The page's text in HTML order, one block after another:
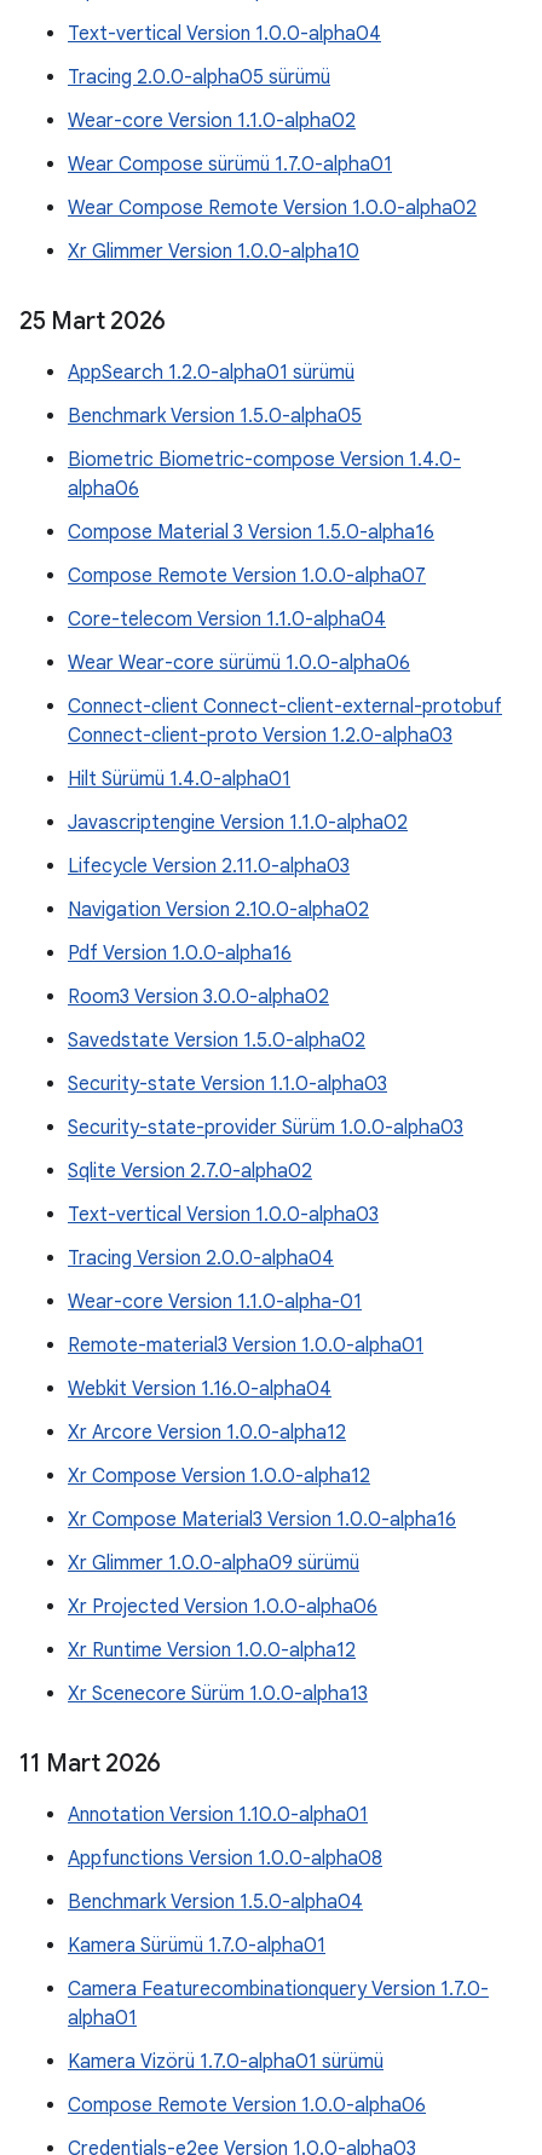
Text-vertical Version 1.0.0-alpha04
Tracing 2.0.0-alpha05 sürümü
Wear-core Version 1.1.0-alpha02
Wear Compose sürümü 1.7.0-alpha01
Wear Compose Remote Version 1.0.0-alpha02
Xr Glimmer Version 1.0.0-alpha10
25 Mart 2026
AppSearch 1.2.0-alpha01 sürümü
Benchmark Version 1.5.0-alpha05
Biometric Biometric-compose Version 1.4.0-
alpha06
Compose Material 3 Version 1.5.0-alpha16
Compose Remote Version 1.0.0-alpha07
Core-telecom Version 1.1.0-alpha04
Wear Wear-core sürümü 1.0.0-alpha06
Connect-client Connect-client-external-protobuf
Connect-client-proto Version 1.2.0-alpha03
Hilt Sürümü 1.4.0-alpha01
Javascriptengine Version 1.1.0-alpha02
Lifecycle Version 2.11.0-alpha03
Navigation Version 2.10.0-alpha02
Pdf Version 1.0.0-alpha16
Room3 Version 3.0.0-alpha02
Savedstate Version 1.5.0-alpha02
Security-state Version 1.1.0-alpha03
Security-state-provider Sürüm 1.0.0-alpha03
Sqlite Version 2.7.0-alpha02
Text-vertical Version 1.0.0-alpha03
Tracing Version 2.0.0-alpha04
Wear-core Version 1.1.0-alpha-01
Remote-material3 Version 1.0.0-alpha01
Webkit Version 1.16.0-alpha04
Xr Arcore Version 1.0.0-alpha12
Xr Compose Version 1.0.0-alpha12
Xr Compose Material3 Version 1.0.0-alpha16
Xr Glimmer 1.0.0-alpha09 sürümü
Xr Projected Version 1.0.0-alpha06
Xr Runtime Version 1.0.0-alpha12
Xr Scenecore Sürüm 1.0.0-alpha13
11 Mart 2026
Annotation Version 1.10.0-alpha01
Appfunctions Version 1.0.0-alpha08
Benchmark Version 1.5.0-alpha04
Kamera Sürümü 1.7.0-alpha01
Camera Featurecombinationquery Version 1.7.0-
alpha01
Kamera Vizörü 1.7.0-alpha01 sürümü
Compose Remote Version 1.0.0-alpha06
Credentials-e2ee Version 1.0.0-alpha03